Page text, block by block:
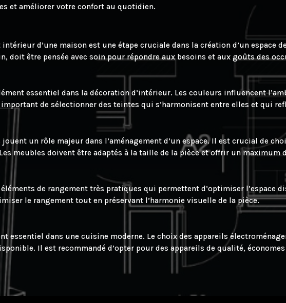
et améliorer votre confort au quotidien.
d’une maison est une étape cruciale dans la création d’un espace
doit être pensée avec soin pour répondre aux besoins et aux goûts des
essentiel dans la décoration d’intérieur. Les couleurs influencent
de sélectionner des teintes qui s’harmonisent entre elles et qui
un rôle majeur dans l’aménagement d’un espace. Il est crucial de
meubles doivent être adaptés à la taille de la pièce et offrir un maximum
de rangement très pratiques qui permettent d’optimiser l’espace
le rangement tout en préservant l’harmonie visuelle de la pièce.
essentiel dans une cuisine moderne. Le choix des appareils
Il est recommandé d’opter pour des appareils de qualité,